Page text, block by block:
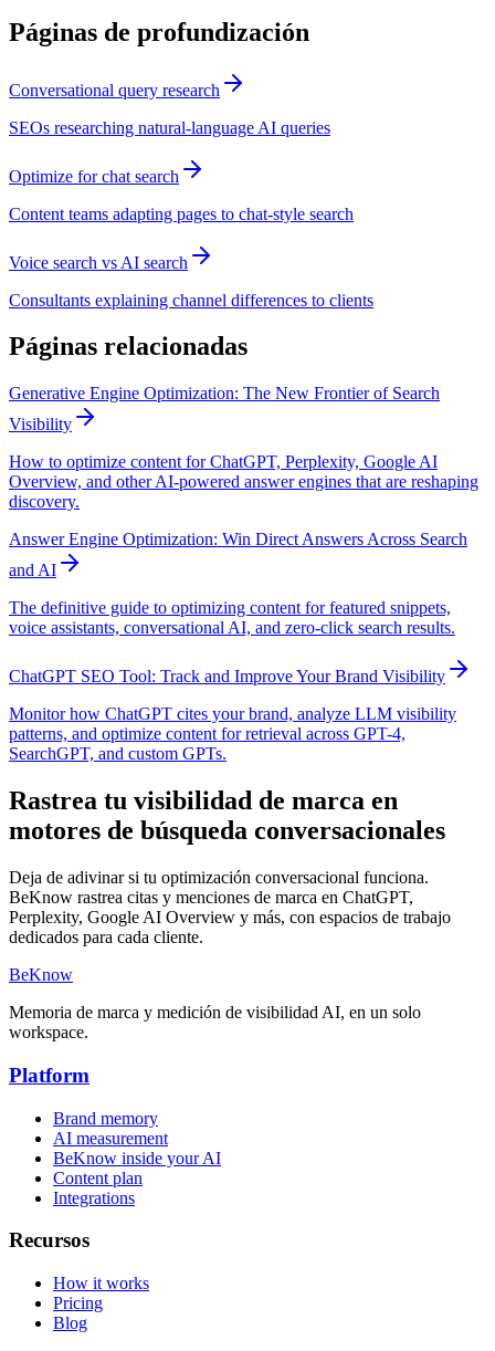
Páginas de profundización
Conversational query research
SEOs researching natural-language AI queries
Optimize for chat search
Content teams adapting pages to chat-style search
Voice search vs AI search
Consultants explaining channel differences to clients
Páginas relacionadas
Generative Engine Optimization: The New Frontier of Search
Visibility
How to optimize content for ChatGPT, Perplexity, Google AI
Overview, and other AI-powered answer engines that are reshaping
discovery.
Answer Engine Optimization: Win Direct Answers Across Search
and AI
The definitive guide to optimizing content for featured snippets,
voice assistants, conversational AI, and zero-click search results.
ChatGPT SEO Tool: Track and Improve Your Brand Visibility
Monitor how ChatGPT cites your brand, analyze LLM visibility
patterns, and optimize content for retrieval across GPT-4,
SearchGPT, and custom GPTs.
Rastrea tu visibilidad de marca en
motores de búsqueda conversacionales
Deja de adivinar si tu optimización conversacional funciona.
BeKnow rastrea citas y menciones de marca en ChatGPT,
Perplexity, Google AI Overview y más, con espacios de trabajo
dedicados para cada cliente.
BeKnow
Memoria de marca y medición de visibilidad AI, en un solo
workspace.
Platform
Brand memory
AI measurement
BeKnow inside your AI
Content plan
Integrations
Recursos
How it works
Pricing
Blog